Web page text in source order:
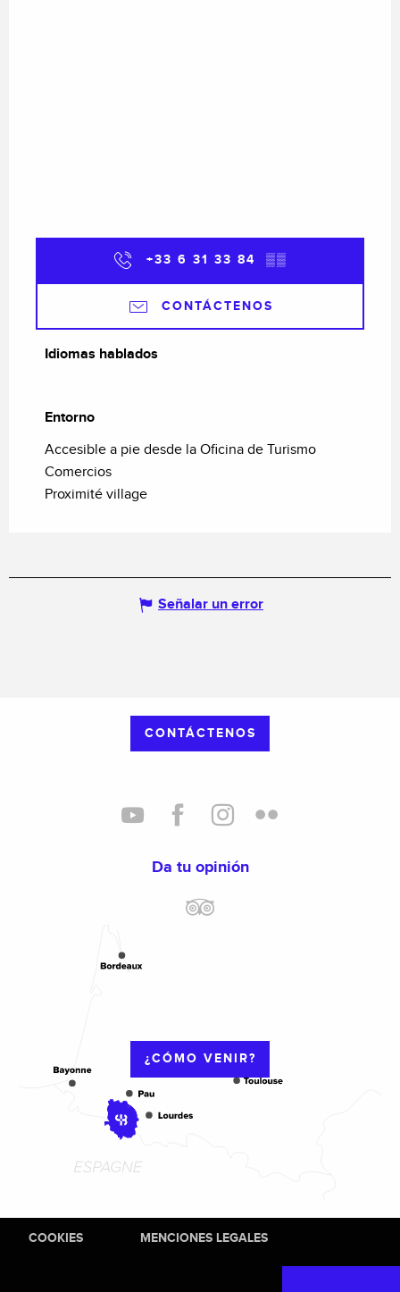
+33 6 31 33 84 ▒▒
CONTÁCTENOS
Idiomas hablados
Idiomas hablados
Entorno
Entorno
Accesible a pie desde la Oficina de Turismo
Comercios
Proximité village
Señalar un error
CONTÁCTENOS
Da tu opinión
¿CÓMO VENIR?
COOKIES MENCIONES LEGALES